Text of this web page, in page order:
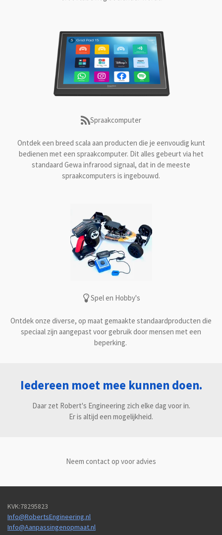
Spraakcomputer
Ontdek een breed scala aan producten die je eenvoudig kunt
bedienen met een spraakcomputer. Dit alles gebeurt via het
standaard Gewa infrarood signaal, dat in de meeste
spraakcomputers is ingebouwd.
Spel en Hobby's
Ontdek onze diverse, op maat gemaakte standaardproducten die
speciaal zijn aangepast voor gebruik door mensen met een
beperking.
Iedereen moet mee kunnen doen.
Daar zet Robert's Engineering zich elke dag voor in.
Er is altijd een mogelijkheid.
Neem contact op voor advies
KVK:78295823
Info@RobertsEngineering.nl
Info@Aanpassingenopmaat.nl